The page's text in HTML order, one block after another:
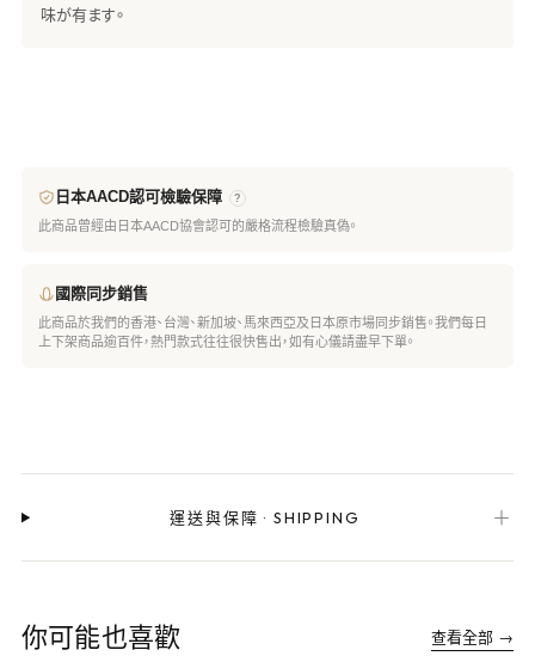
味が有ます。
日本AACD認可檢驗保障 ?
此商品曾經由日本AACD協會認可的嚴格流程檢驗真偽。
國際同步銷售
此商品於我們的香港、台灣、新加坡、馬來西亞及日本原市場同步銷售。我們每日
上下架商品逾百件，熱門款式往往很快售出，如有心儀請盡早下單。
運送與保障 · SHIPPING ＋
你可能也喜歡 查看全部 →